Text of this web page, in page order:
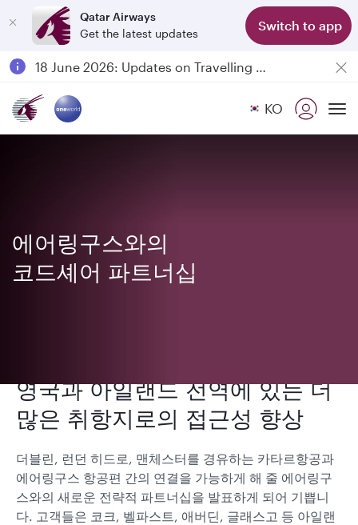
Qatar Airways
Get the latest updates
Switch to app
Passengers flying between Doha and Auckland on QR914 and QR915
18 June 2026: Updates on Travelling with Power Banks
Qatar Airways Expands Global Network to over 160 Destinations KO
에어링구스와의
코드셰어 파트너십
영국과 아일랜드 전역에 있는 더
많은 취항지로의 접근성 향상
더블린, 런던 히드로, 맨체스터를 경유하는 카타르항공과
에어링구스 항공편 간의 연결을 가능하게 해 줄 에어링구
스와의 새로운 전략적 파트너십을 발표하게 되어 기쁩니
다. 고객들은 코크, 벨파스트, 애버딘, 글래스고 등 아일랜